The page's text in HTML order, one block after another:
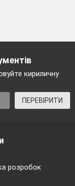
кириличну
ПЕРЕВІРИТИ
розробок